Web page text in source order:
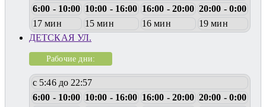
6:00 - 10:00 10:00 - 16:00 16:00 - 20:00 20:00 - 0:00
17 мин
15 мин 16 мин
19 мин
ДЕТСКАЯ УЛ.
Рабочие дни:
с 5:46 до 22:57
6:00 - 10:00 10:00 - 16:00 16:00 - 20:00 20:00 - 0:00